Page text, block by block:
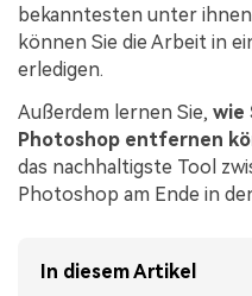
bekanntesten unter
können Sie die Arbeit in
erledigen.
Außerdem lernen Sie, wie
Photoshop entfernen
das nachhaltigste Tool
Photoshop am Ende in
In diesem Artikel